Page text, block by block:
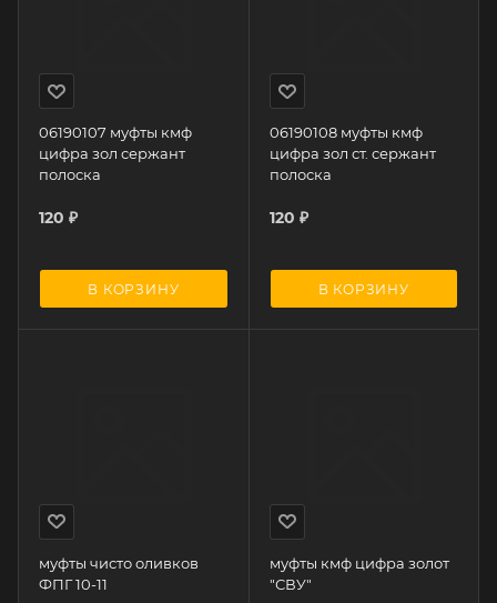
06190107 муфты кмф
цифра зол сержант
полоска
120 ₽
В КОРЗИНУ
06190108 муфты кмф
цифра зол ст. сержант
полоска
120 ₽
В КОРЗИНУ
муфты чисто оливков
ФПГ 10-11
муфты кмф цифра золот
"СВУ"